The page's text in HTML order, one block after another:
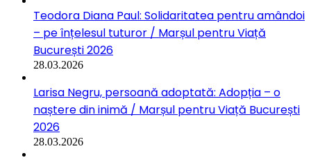
Teodora Diana Paul: Solidaritatea pentru amândoi
– pe înțelesul tuturor / Marșul pentru Viață
București 2026
28.03.2026
Larisa Negru, persoană adoptată: Adopția – o
naștere din inimă / Marșul pentru Viață București
2026
28.03.2026